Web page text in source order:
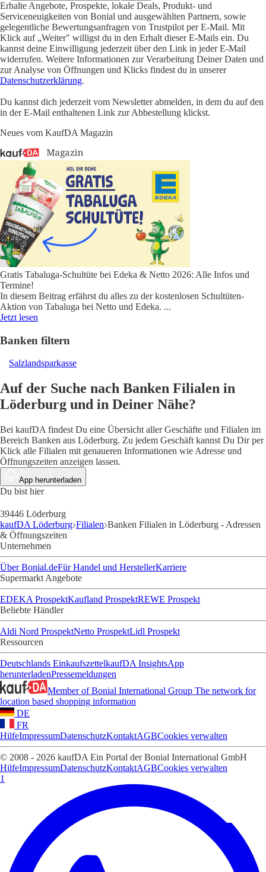
Erhalte Angebote, Prospekte, lokale Deals, Produkt- und
Serviceneuigkeiten von Bonial und ausgewählten Partnern, sowie
gelegentliche Bewertungsanfragen von Trustpilot per E-Mail. Mit
Klick auf „Weiter" willigst du in den Erhalt dieser E-Mails ein. Du
kannst deine Einwilligung jederzeit über den Link in jeder E-Mail
widerrufen. Weitere Informationen zur Verarbeitung Deiner Daten und
zur Analyse von Öffnungen und Klicks findest du in unserer
Datenschutzerklärung.
Du kannst dich jederzeit vom Newsletter abmelden, in dem du auf den
in der E-Mail enthaltenen Link zur Abbestellung klickst.
Neues vom KaufDA Magazin
Gratis Tabaluga-Schultüte bei Edeka & Netto 2026: Alle Infos und
Termine!
In diesem Beitrag erfährst du alles zu der kostenlosen Schultüten-
Aktion von Tabaluga bei Netto und Edeka. ...
Jetzt lesen
Banken filtern
Salzlandsparkasse
Auf der Suche nach Banken Filialen in
Löderburg und in Deiner Nähe?
Bei kaufDA findest Du eine Übersicht aller Geschäfte und Filialen im
Bereich Banken aus Löderburg. Zu jedem Geschäft kannst Du Dir per
Klick alle Filialen mit genaueren Informationen wie Adresse und
Öffnungszeiten anzeigen lassen.
App herunterladen
Du bist hier
39446 Löderburg
kaufDA Löderburg Filialen Banken Filialen in Löderburg - Adressen
& Öffnungszeiten
Unternehmen
Über Bonial.deFür Handel und HerstellerKarriere
Supermarkt Angebote
EDEKA ProspektKaufland ProspektREWE Prospekt
Beliebte Händler
Aldi Nord ProspektNetto ProspektLidl Prospekt
Ressourcen
Deutschlands EinkaufszettelkaufDA InsightsApp
herunterladenPressemeldungen
Member of Bonial International Group The network for
location based shopping information
DE
FR
HilfeImpressumDatenschutzKontaktAGBCookies verwalten
© 2008 - 2026 kaufDA Ein Portal der Bonial International GmbH
HilfeImpressumDatenschutzKontaktAGBCookies verwalten
1